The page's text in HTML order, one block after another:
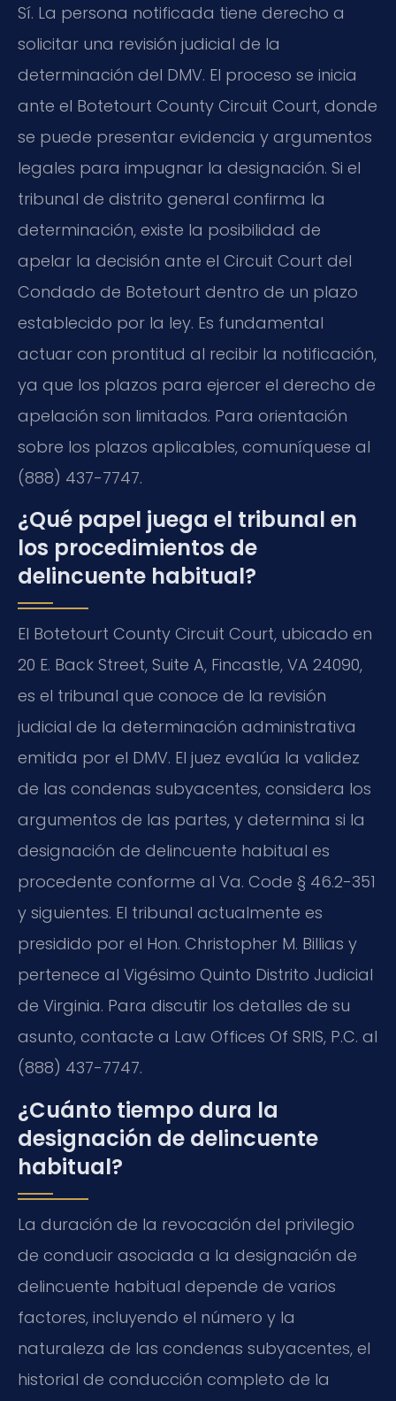
Sí. La persona notificada tiene derecho a
solicitar una revisión judicial de la
determinación del DMV. El proceso se inicia
ante el Botetourt County Circuit Court, donde
se puede presentar evidencia y argumentos
legales para impugnar la designación. Si el
tribunal de distrito general confirma la
determinación, existe la posibilidad de
apelar la decisión ante el Circuit Court del
Condado de Botetourt dentro de un plazo
establecido por la ley. Es fundamental
actuar con prontitud al recibir la notificación,
ya que los plazos para ejercer el derecho de
apelación son limitados. Para orientación
sobre los plazos aplicables, comuníquese al
(888) 437-7747.
¿Qué papel juega el tribunal en
los procedimientos de
delincuente habitual?
El Botetourt County Circuit Court, ubicado en
20 E. Back Street, Suite A, Fincastle, VA 24090,
es el tribunal que conoce de la revisión
judicial de la determinación administrativa
emitida por el DMV. El juez evalúa la validez
de las condenas subyacentes, considera los
argumentos de las partes, y determina si la
designación de delincuente habitual es
procedente conforme al Va. Code § 46.2-351
y siguientes. El tribunal actualmente es
presidido por el Hon. Christopher M. Billias y
pertenece al Vigésimo Quinto Distrito Judicial
de Virginia. Para discutir los detalles de su
asunto, contacte a Law Offices Of SRIS, P.C. al
(888) 437-7747.
¿Cuánto tiempo dura la
designación de delincuente
habitual?
La duración de la revocación del privilegio
de conducir asociada a la designación de
delincuente habitual depende de varios
factores, incluyendo el número y la
naturaleza de las condenas subyacentes, el
historial de conducción completo de la